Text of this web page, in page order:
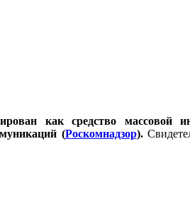
как средство
(Роскомнадзор).